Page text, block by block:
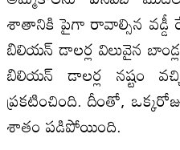
శాతానికి పైగా రావాల్సిన వడ్డీ
బిలియన్‌ డాలర్ల విలువైన
బిలియన్‌ డాలర్ల నష్టం
ప్రకటించింది. దీంతో,
శాతం పడిపోయింది.